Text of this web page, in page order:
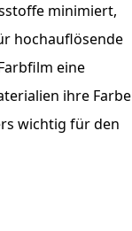
minimiert,
hochauflösende
eine
ihre Farbe
wichtig für den